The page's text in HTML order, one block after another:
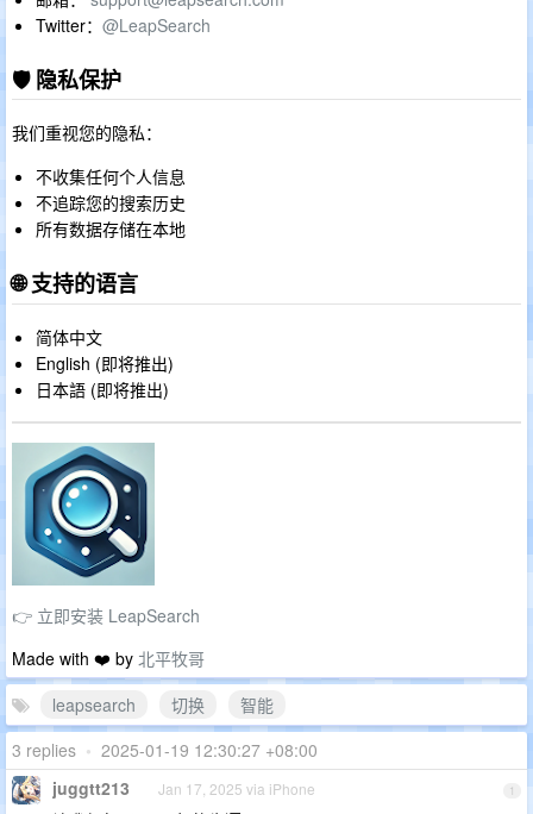
Twitter： @LeapSearch
🛡️ 隐私保护
我们重视您的隐私：
不收集任何个人信息
不追踪您的搜索历史
所有数据存储在本地
🌐 支持的语言
简体中文
English (即将推出)
日本語 (即将推出)
👉 立即安装 LeapSearch
Made with ❤️ by 北平牧哥
leapsearch
切换
智能
3 replies • 2025-01-19 12:30:27 +08:00
1
juggtt213 Jan 17, 2025 via iPhone